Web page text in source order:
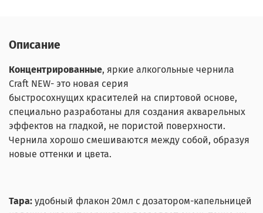
Описание
Концентрированные, яркие алкогольные чернила
Craft NEW- это новая серия
быстросохнущих красителей на спиртовой основе,
специально разработаны для создания акварельных
эффектов на гладкой, не пористой поверхности.
Чернила хорошо смешиваются между собой, образуя
новые оттенки и цвета.
Тара: удобный флакон 20мл с дозатором-капельницей